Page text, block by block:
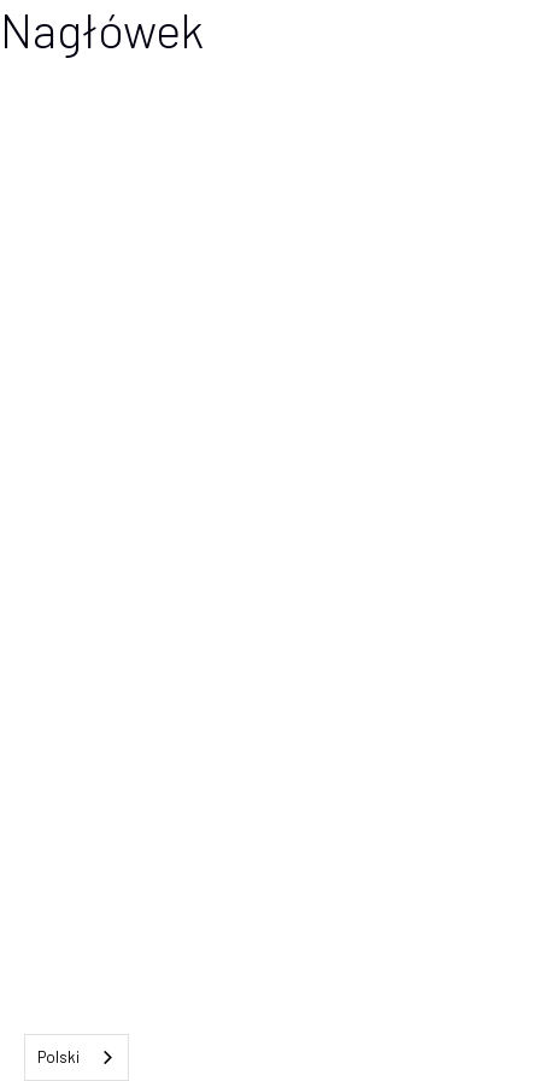
Nagłówek
Polski